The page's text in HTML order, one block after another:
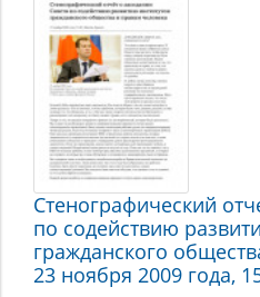
Стенографический
по содействию
гражданского
23 ноября 2009 года,